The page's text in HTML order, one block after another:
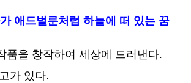
애드벌룬처럼 하늘에 떠 있는 꿈
품을 창작하여 세상에 드러낸다.
가 있다.